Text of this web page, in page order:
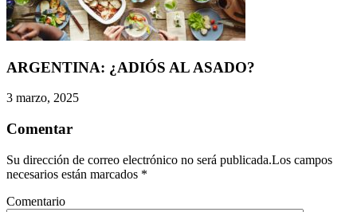
ARGENTINA: ¿ADIÓS AL ASADO?
3 marzo, 2025
Comentar
Su dirección de correo electrónico no será publicada.Los campos
necesarios están marcados *
Comentario